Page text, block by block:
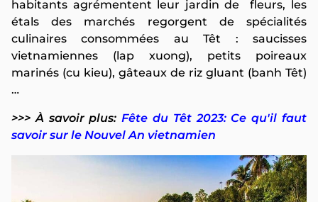
habitants agrémentent leur jardin de fleurs, les
étals des marchés regorgent de spécialités
culinaires consommées au Têt : saucisses
vietnamiennes (lap xuong), petits poireaux
marinés (cu kieu), gâteaux de riz gluant (banh Têt)
…
>>> À savoir plus:Fête du Têt 2023: Ce qu'il faut
savoir sur le Nouvel An vietnamien